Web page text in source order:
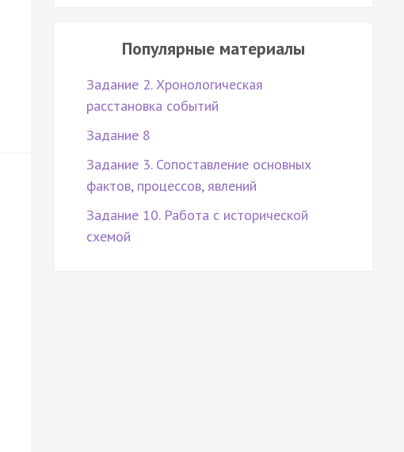
Популярные материалы
Задание 2. Хронологическая
расстановка событий
Задание 8
Задание 3. Сопоставление основных
фактов, процессов, явлений
Задание 10. Работа с исторической
схемой